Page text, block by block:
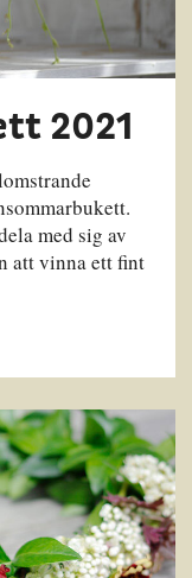
2021
med sig av
att vinna ett fint